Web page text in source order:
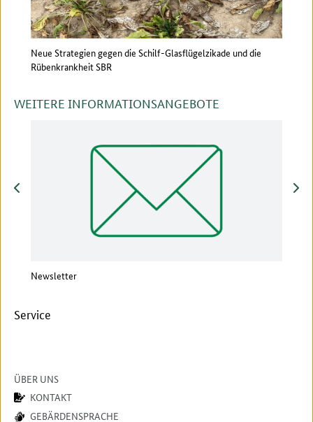
Neue Strategien gegen die Schilf-Glasflügelzikade und die
Rübenkrankheit SBR
WEITERE INFORMATIONSANGEBOTE
Newsletter
vor
Service
ÜBER UNS
KONTAKT
GEBÄRDENSPRACHE